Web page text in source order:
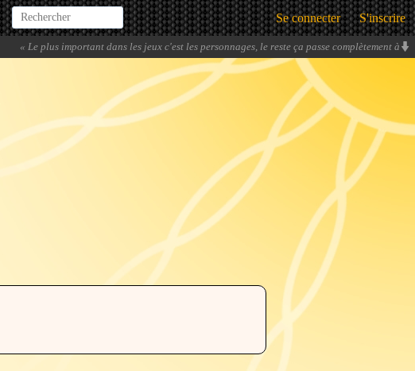
Se connecter S'inscrire
« Le plus important dans les jeux c'est les personnages, le reste ça passe complètement à
côté (à une certaine mesure bien sûr).» -Van